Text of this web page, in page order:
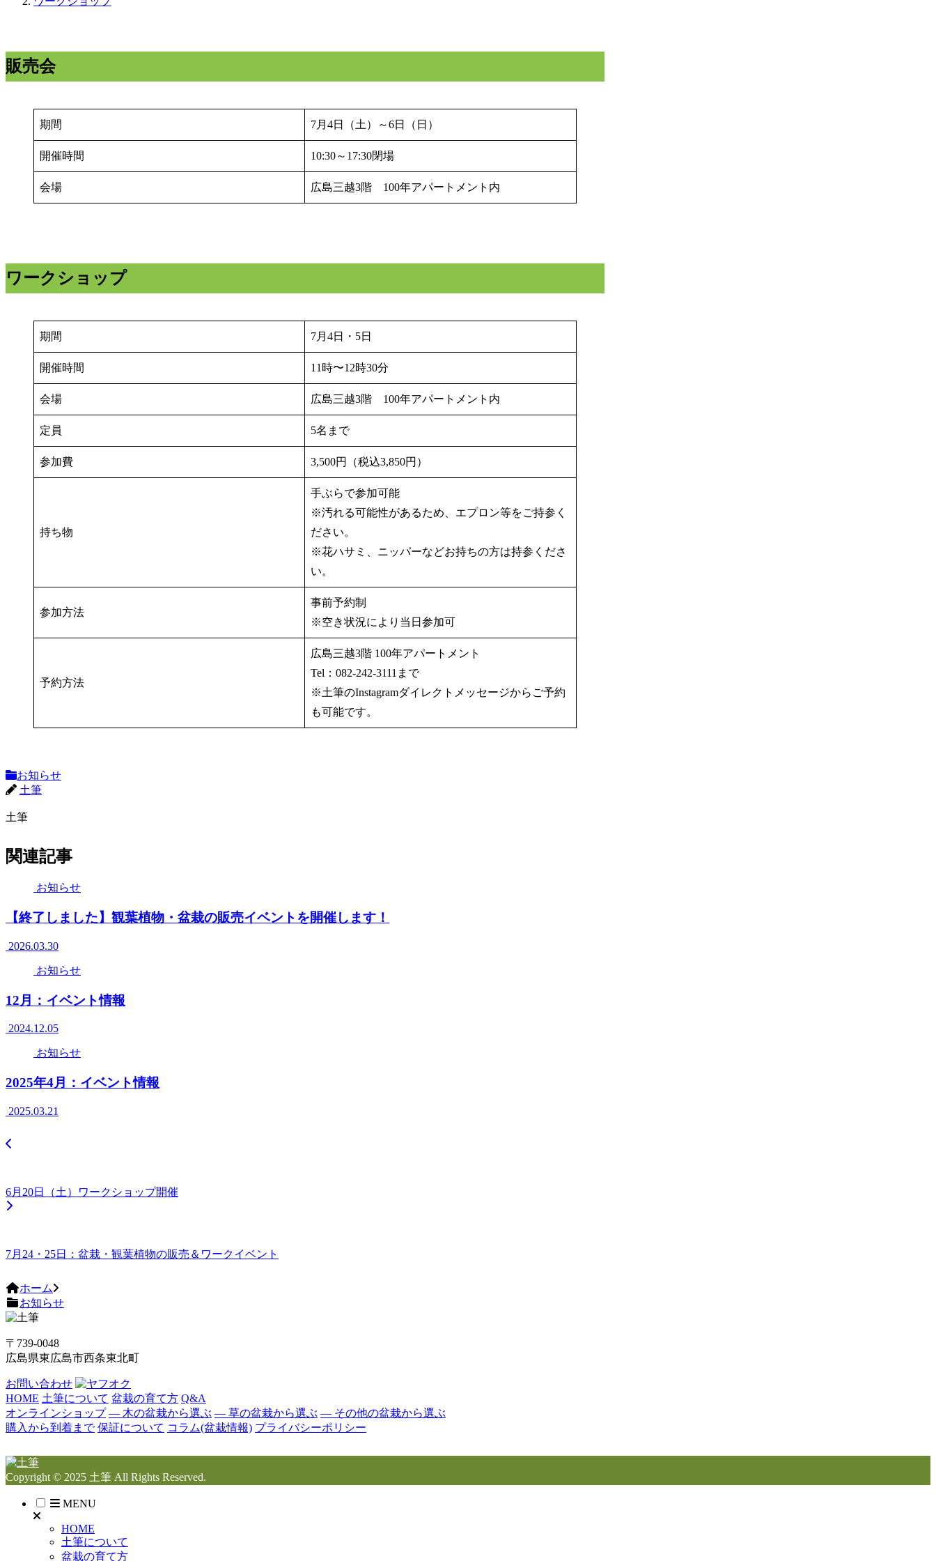
販売会
期間 7月4日（土）～6日（日）
開催時間 10:30～17:30閉場
会場 広島三越3階 100年アパートメント内
ワークショップ
期間 7月4日・5日
開催時間 11時〜12時30分
会場 広島三越3階 100年アパートメント内
定員 5名まで
参加費 3,500円（税込3,850円）
持ち物
手ぶらで参加可能
※汚れる可能性があるため、エプロン等をご持参く
ださい。
※花ハサミ、ニッパーなどお持ちの方は持参くださ
い。
参加方法
事前予約制
※空き状況により当日参加可
予約方法
広島三越3階 100年アパートメント
Tel：082-242-3111 まで
※土筆のInstagramダイレクトメッセージからご予約
も可能です。
お知らせ
土筆
土筆
関連記事
お知らせ
【終了しました】観葉植物・盆栽の販売イベントを開催します！
2026.03.30
お知らせ
12月：イベント情報
2024.12.05
お知らせ
2025年4月：イベント情報
2025.03.21
6月20日（土）ワークショップ開催
7月24・25日：盆栽・観葉植物の販売＆ワークイベント
ホーム
お知らせ
〒739-0048
広島県東広島市西条東北町
お問い合わせ
HOME 土筆について 盆栽の育て方 Q&A
オンラインショップ ― 木の盆栽から選ぶ ― 草の盆栽から選ぶ ― その他の盆栽から選ぶ
購入から到着まで 保証について コラム(盆栽情報) プライバシーポリシー
Copyright © 2025 土筆 All Rights Reserved.
MENU
HOME
土筆について
盆栽の育て方